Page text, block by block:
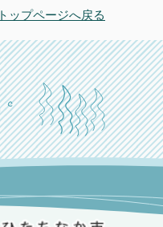
トップページへ戻る